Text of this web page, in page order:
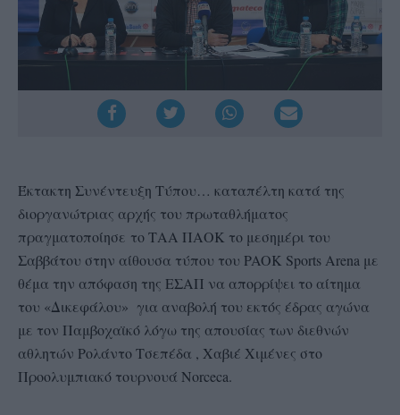
Έκτακτη Συνέντευξη Τύπου… καταπέλτη κατά της
διοργανώτριας αρχής του πρωταθλήματος
πραγματοποίησε το ΤΑΑ ΠΑΟΚ το μεσημέρι του
Σαββάτου στην αίθουσα τύπου του PAOK Sports Arena με
θέμα την απόφαση της ΕΣΑΠ να απορρίψει το αίτημα
του «Δικεφάλου» για αναβολή του εκτός έδρας αγώνα
με τον Παμβοχαϊκό λόγω της απουσίας των διεθνών
αθλητών Ρολάντο Τσεπέδα , Χαβιέ Χιμένες στο
Προολυμπιακό τουρνουά Norceca.